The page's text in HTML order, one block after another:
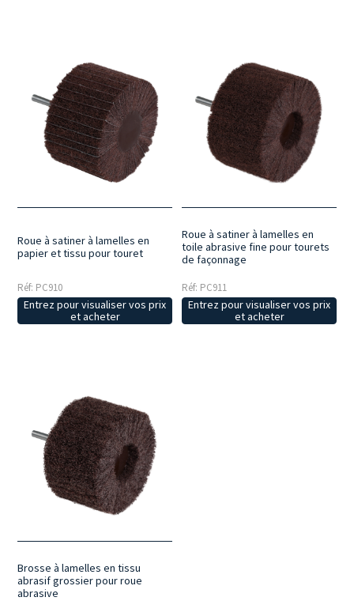
Roue à satiner à lamelles en
papier et tissu pour touret
Réf: PC910
Entrez pour visualiser vos prix
et acheter
Roue à satiner à lamelles en
toile abrasive fine pour tourets
de façonnage
Réf: PC911
Entrez pour visualiser vos prix
et acheter
Brosse à lamelles en tissu
abrasif grossier pour roue
abrasive